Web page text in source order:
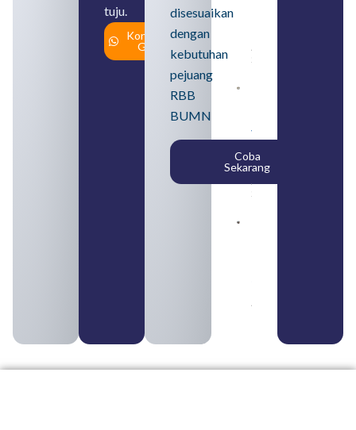
tuju.
Konsultasi
Gratis
disesuaikan
dengan
kebutuhan
pejuang
RBB
BUMN
Coba
Sekarang
August 5,
yang
Tergabung
dalam
Himbara
August 4,
August 3, 2026